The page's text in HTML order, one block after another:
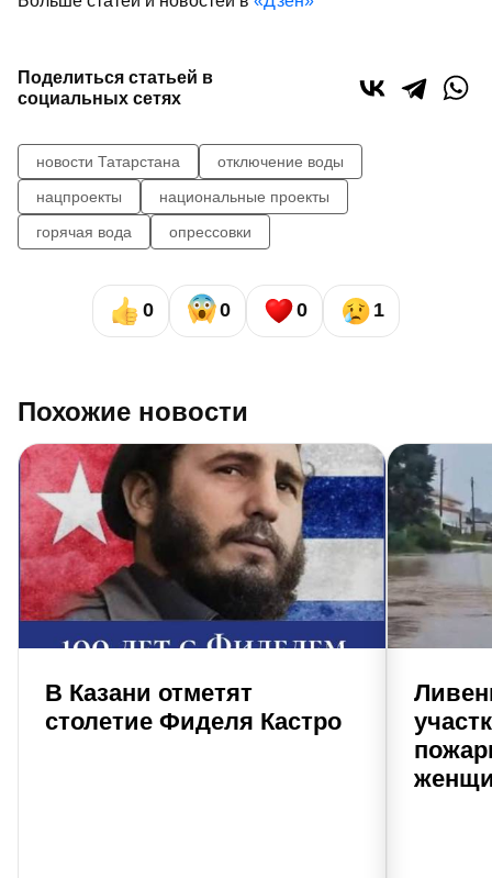
Поделиться статьей в
социальных сетях
новости Татарстана
отключение воды
нацпроекты
национальные проекты
горячая вода
опрессовки
0 0 0 1
Похожие новости
В Казани отметят
столетие Фиделя Кастро